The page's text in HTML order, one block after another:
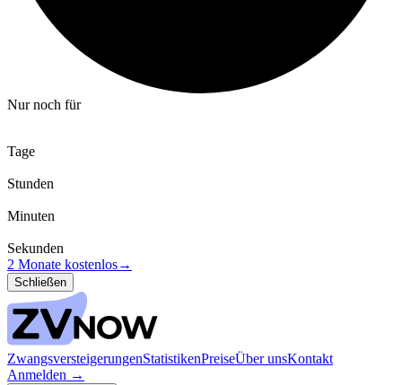
Nur noch für
Tage
Stunden
Minuten
Sekunden
2 Monate kostenlos→
Schließen
ZwangsversteigerungenStatistikenPreiseÜber unsKontakt
Anmelden →